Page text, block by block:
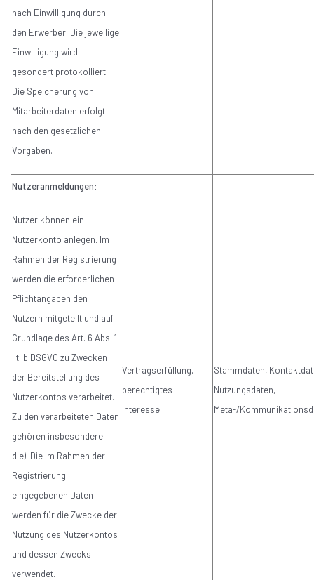
nach Einwilligung durch
den Erwerber. Die jeweilige
Einwilligung wird
gesondert protokolliert.
Die Speicherung von
Mitarbeiterdaten erfolgt
nach den gesetzlichen
Vorgaben.
Nutzeranmeldungen:
Nutzer können ein
Nutzerkonto anlegen. Im
Rahmen der Registrierung
werden die erforderlichen
Pflichtangaben den
Nutzern mitgeteilt und auf
Grundlage des Art. 6 Abs. 1
lit. b DSGVO zu Zwecken
der Bereitstellung des
Nutzerkontos verarbeitet.
Zu den verarbeiteten Daten
gehören insbesondere
die). Die im Rahmen der
Registrierung
eingegebenen Daten
werden für die Zwecke der
Nutzung des Nutzerkontos
und dessen Zwecks
verwendet.
Vertragserfüllung,
berechtigtes
Interesse
Stammdaten,
Nutzungsdaten,
Meta-/